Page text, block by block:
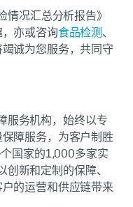
况汇总分析报告》
亦或咨询食品检测 、
诚为您服务，共同守
服务机构，始终以专
障服务，为客户制胜
国家的1,000多家实
新和定制的保障、
的运营和供应链带来